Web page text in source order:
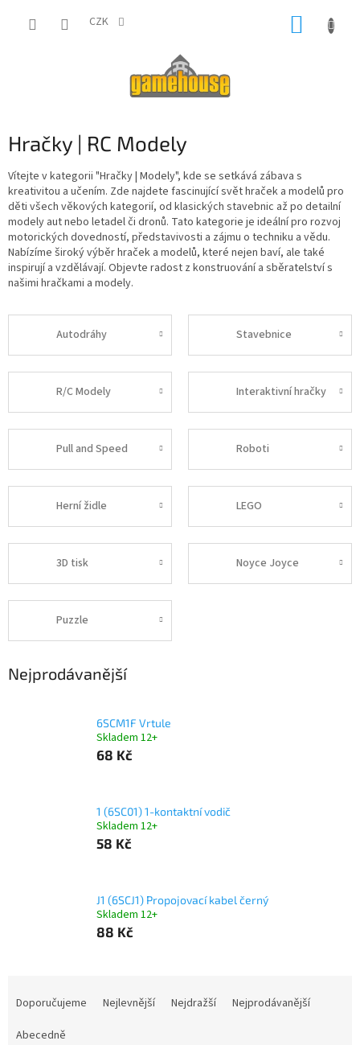
CZK
Hračky | RC Modely
Vítejte v kategorii "Hračky | Modely", kde se setkává zábava s
kreativitou a učením. Zde najdete fascinující svět hraček a modelů pro
děti všech věkových kategorií, od klasických stavebnic až po detailní
modely aut nebo letadel či dronů. Tato kategorie je ideální pro rozvoj
motorických dovedností, představivosti a zájmu o techniku a vědu.
Nabízíme široký výběr hraček a modelů, které nejen baví, ale také
inspirují a vzdělávají. Objevte radost z konstruování a sběratelství s
našimi hračkami a modely.
Autodráhy Stavebnice
R/C Modely Interaktivní hračky
Pull and Speed Roboti
Herní židle LEGO
3D tisk Noyce Joyce
Puzzle
Nejprodávanější
6SCM1F Vrtule
Skladem 12+
68 Kč
1 (6SC01) 1-kontaktní vodič
Skladem 12+
58 Kč
J1 (6SCJ1) Propojovací kabel černý
Skladem 12+
88 Kč
Doporučujeme Nejlevnější Nejdražší
Nejprodávanější
Abecedně